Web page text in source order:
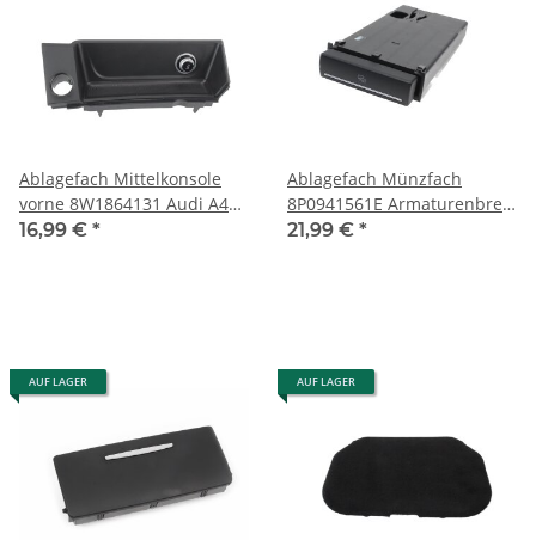
Ablagefach Mittelkonsole
vorne 8W1864131 Audi A4
B9 8W 12V Dose soul
16,99 € *
Ablagefach Münzfach
8P0941561E Armaturenbrett
vorne beleuchtet Audi A3 S3
21,99 € *
AUF LAGER AUF LAGER